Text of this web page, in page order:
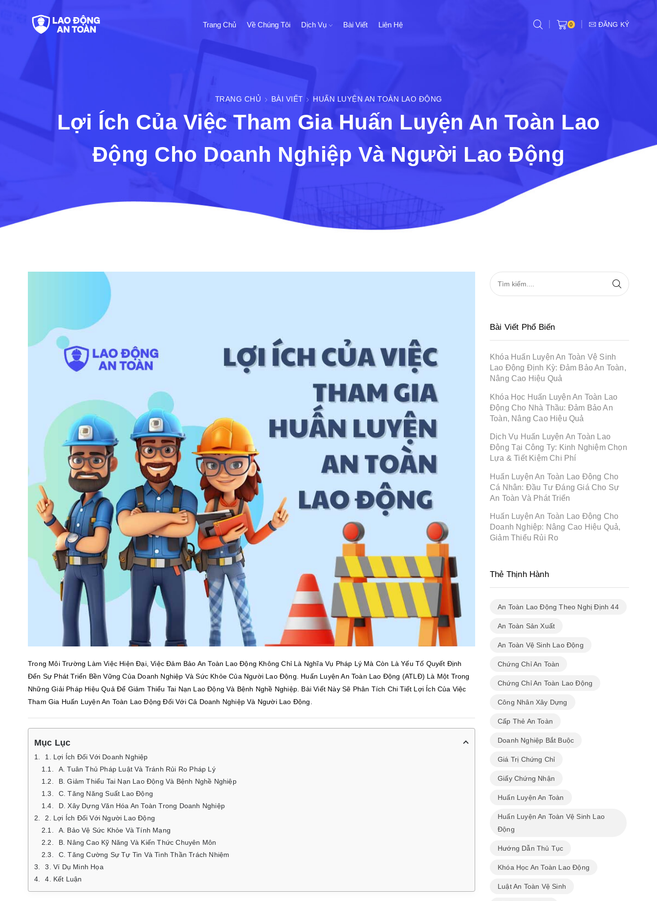
Trang Chủ Về Chúng Tôi Dịch Vụ Bài Viết Liên Hệ 0 ĐĂNG KÝ
TRANG CHỦ BÀI VIẾT HUẤN LUYỆN AN TOÀN LAO ĐỘNG
Lợi Ích Của Việc Tham Gia Huấn Luyện An Toàn Lao
Động Cho Doanh Nghiệp Và Người Lao Động
Trong Môi Trường Làm Việc Hiện Đại, Việc Đảm Bảo An Toàn Lao Động Không Chỉ Là Nghĩa Vụ Pháp Lý Mà Còn Là Yếu Tố Quyết Định
Đến Sự Phát Triển Bền Vững Của Doanh Nghiệp Và Sức Khỏe Của Người Lao Động. Huấn Luyện An Toàn Lao Động (ATLĐ) Là Một Trong
Những Giải Pháp Hiệu Quả Để Giảm Thiểu Tai Nạn Lao Động Và Bệnh Nghề Nghiệp. Bài Viết Này Sẽ Phân Tích Chi Tiết Lợi Ích Của Việc
Tham Gia Huấn Luyện An Toàn Lao Động Đối Với Cả Doanh Nghiệp Và Người Lao Động.
Mục Lục
1. Lợi Ích Đối Với Doanh Nghiệp
A. Tuân Thủ Pháp Luật Và Tránh Rủi Ro Pháp Lý
B. Giảm Thiểu Tai Nạn Lao Động Và Bệnh Nghề Nghiệp
C. Tăng Năng Suất Lao Động
D. Xây Dựng Văn Hóa An Toàn Trong Doanh Nghiệp
2. Lợi Ích Đối Với Người Lao Động
A. Bảo Vệ Sức Khỏe Và Tính Mạng
B. Nâng Cao Kỹ Năng Và Kiến Thức Chuyên Môn
C. Tăng Cường Sự Tự Tin Và Tinh Thần Trách Nhiệm
3. Ví Dụ Minh Họa
4. Kết Luận
Bài Viết Phổ Biến
Khóa Huấn Luyện An Toàn Vệ Sinh
Lao Động Định Kỳ: Đảm Bảo An Toàn,
Nâng Cao Hiệu Quả
Khóa Học Huấn Luyện An Toàn Lao
Động Cho Nhà Thầu: Đảm Bảo An
Toàn, Nâng Cao Hiệu Quả
Dịch Vụ Huấn Luyện An Toàn Lao
Động Tại Công Ty: Kinh Nghiệm Chọn
Lựa & Tiết Kiệm Chi Phí
Huấn Luyện An Toàn Lao Động Cho
Cá Nhân: Đầu Tư Đáng Giá Cho Sự
An Toàn Và Phát Triển
Huấn Luyện An Toàn Lao Động Cho
Doanh Nghiệp: Nâng Cao Hiệu Quả,
Giảm Thiểu Rủi Ro
Thẻ Thịnh Hành
An Toàn Lao Động Theo Nghị Định 44
An Toàn Sản Xuất
An Toàn Vệ Sinh Lao Động
Chứng Chỉ An Toàn
Chứng Chỉ An Toàn Lao Động
Công Nhân Xây Dựng
Cấp Thẻ An Toàn
Doanh Nghiệp Bắt Buộc
Giá Trị Chứng Chỉ
Giấy Chứng Nhận
Huấn Luyện An Toàn
Huấn Luyện An Toàn Vệ Sinh Lao
Động
Hướng Dẫn Thủ Tục
Khóa Học An Toàn Lao Động
Luật An Toàn Vệ Sinh